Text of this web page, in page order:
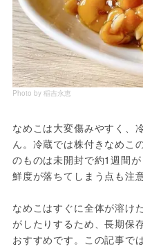
Photo by 稲吉永恵
なめこは大変傷みやすく、
ん。冷蔵では株付きなめこ
のものは未開封で約1週間
鮮度が落ちてしまう点も注
なめこはすぐに全体が溶け
がしたりするため、長期保
おすすめです。この記事で